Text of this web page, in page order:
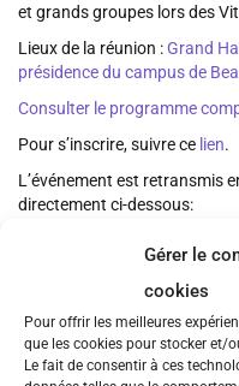
Gérer le
cookies
Pour offrir les meilleures
que les cookies pour stocker et/
Le fait de consentir à ces
et grands groupes lors des
Lieux de la réunion :Grand
présidence du campus de
Consulter le programme
Pour s’inscrire, suivre ce lien.
L’événement est retransmis
directement ci-dessous: